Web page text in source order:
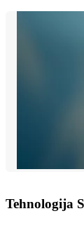
Tehnologija